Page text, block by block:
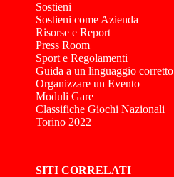
Sostieni
Sostieni come Azienda
Risorse e Report
Press Room
Sport e Regolamenti
Guida a un linguaggio corretto
Organizzare un Evento
Moduli Gare
Classifiche Giochi Nazionali
Torino 2022
SITI CORRELATI